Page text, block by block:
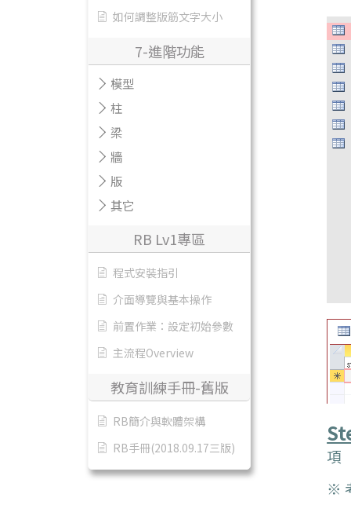
如何調整版筋文字大小
7-進階功能
模型
柱
梁
牆
版
其它
RB Lv1專區
程式安裝指引
介面導覽與基本操作
前置作業：設定初始參數
主流程Overview
教育訓練手冊-舊版
RB簡介與軟體架構
RB手冊(2018.09.17三版)
項
※